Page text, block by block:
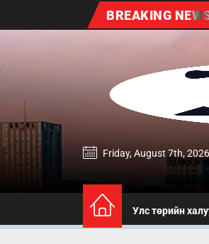
BREAKING
zereg.mn
Friday, August 7th, 2026
Улс төрийн